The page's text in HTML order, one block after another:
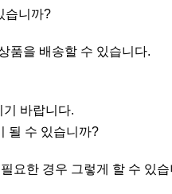
습니까?
품을 배송할 수 있습니다.
바랍니다.
될 수 있습니까?
요한 경우 그렇게 할 수 있습